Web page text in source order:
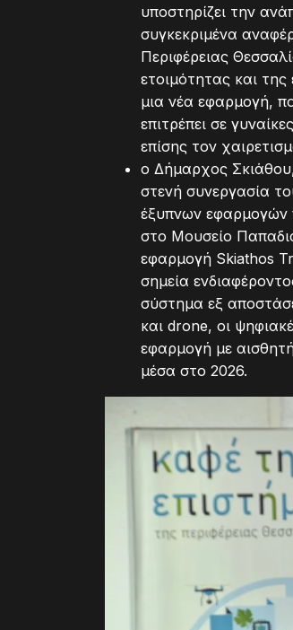
υποστηρίζει την
συγκεκριμένα
Περιφέρειας
ετοιμότητας και
μια νέα εφαρμογή,
επιτρέπει σε
επίσης τον
ο Δήμαρχος
στενή συνεργασία
έξυπνων εφαρμογών
στο Μουσείο
εφαρμογή Skiathos
σημεία
σύστημα εξ
και drone, οι
εφαρμογή με
μέσα στο 2026.